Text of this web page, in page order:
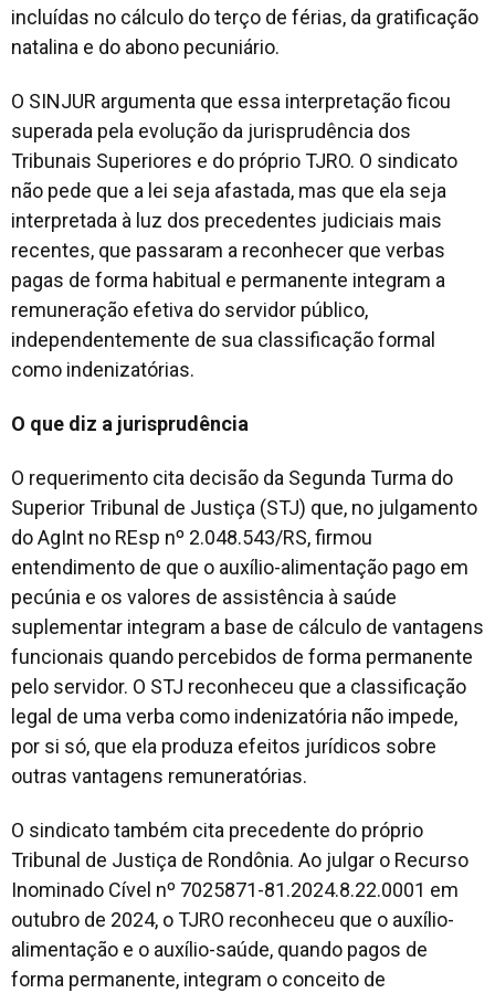
incluídas no cálculo do terço de férias, da gratificação
natalina e do abono pecuniário.
O SINJUR argumenta que essa interpretação ficou
superada pela evolução da jurisprudência dos
Tribunais Superiores e do próprio TJRO. O sindicato
não pede que a lei seja afastada, mas que ela seja
interpretada à luz dos precedentes judiciais mais
recentes, que passaram a reconhecer que verbas
pagas de forma habitual e permanente integram a
remuneração efetiva do servidor público,
independentemente de sua classificação formal
como indenizatórias.
O que diz a jurisprudência
O requerimento cita decisão da Segunda Turma do
Superior Tribunal de Justiça (STJ) que, no julgamento
do AgInt no REsp nº 2.048.543/RS, firmou
entendimento de que o auxílio-alimentação pago em
pecúnia e os valores de assistência à saúde
suplementar integram a base de cálculo de vantagens
funcionais quando percebidos de forma permanente
pelo servidor. O STJ reconheceu que a classificação
legal de uma verba como indenizatória não impede,
por si só, que ela produza efeitos jurídicos sobre
outras vantagens remuneratórias.
O sindicato também cita precedente do próprio
Tribunal de Justiça de Rondônia. Ao julgar o Recurso
Inominado Cível nº 7025871-81.2024.8.22.0001 em
outubro de 2024, o TJRO reconheceu que o auxílio-
alimentação e o auxílio-saúde, quando pagos de
forma permanente, integram o conceito de